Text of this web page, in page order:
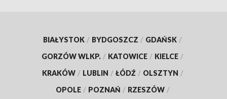
BIAŁYSTOK / BYDGOSZCZ / GDAŃSK /
GORZÓW WLKP. / KATOWICE / KIELCE /
KRAKÓW / LUBLIN / ŁÓDŹ / OLSZTYN /
OPOLE / POZNAŃ / RZESZÓW /